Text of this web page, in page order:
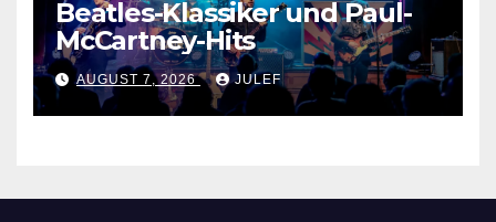
Beatles-Klassiker und Paul-
McCartney-Hits
AUGUST 7, 2026 JULEF